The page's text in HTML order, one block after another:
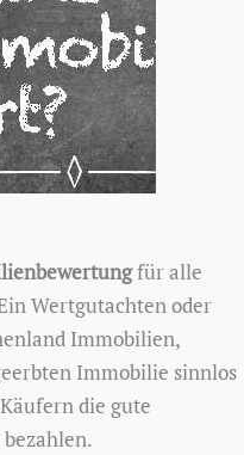
für alle
Wertgutachten oder
Immobilien,
Immobilie sinnlos
die gute